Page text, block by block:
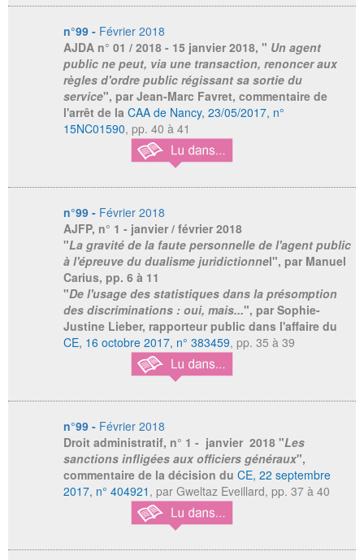
n°99 - Février 2018
AJDAn° 01 / 2018 - 15 janvier 2018, " Un agent
public ne peut, via une transaction, renoncer aux
règles d'ordre public régissant sa sortie du
service", par Jean-Marc Favret, commentaire de
l'arrêt de la CAA de Nancy, 23/05/2017, n°
15NC01590, pp. 40 à 41
n°99 - Février 2018
AJFP, n° 1 - janvier / février 2018
"La gravité de la faute personnelle de l'agent public
à l'épreuve du dualisme juridictionnel", par Manuel
Carius, pp. 6 à 11
"De l'usage des statistiques dans la présomption
des discriminations : oui, mais...", par Sophie-
Justine Lieber, rapporteur public dans l'affaire du
CE, 16 octobre 2017, n° 383459, pp. 35 à 39
n°99 - Février 2018
Droit administratif, n° 1 - janvier 2018 "Les
sanctions infligées aux officiers généraux",
commentaire de la décision du CE, 22 septembre
2017, n° 404921 , par Gweltaz Eveillard, pp. 37 à 40